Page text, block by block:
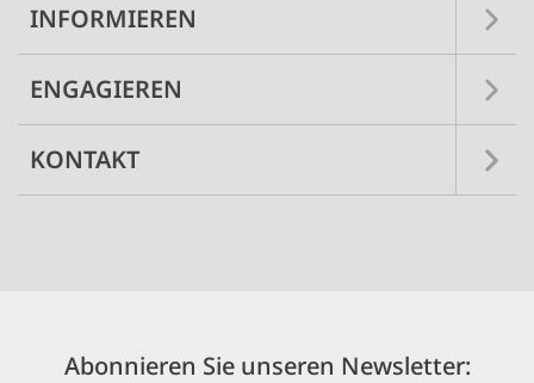
INFORMIEREN
ENGAGIEREN
KONTAKT
Abonnieren Sie unseren Newsletter: